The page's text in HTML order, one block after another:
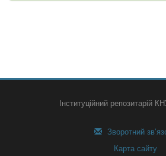
Інституційний репозитарій
Зворотний
Карта сайту